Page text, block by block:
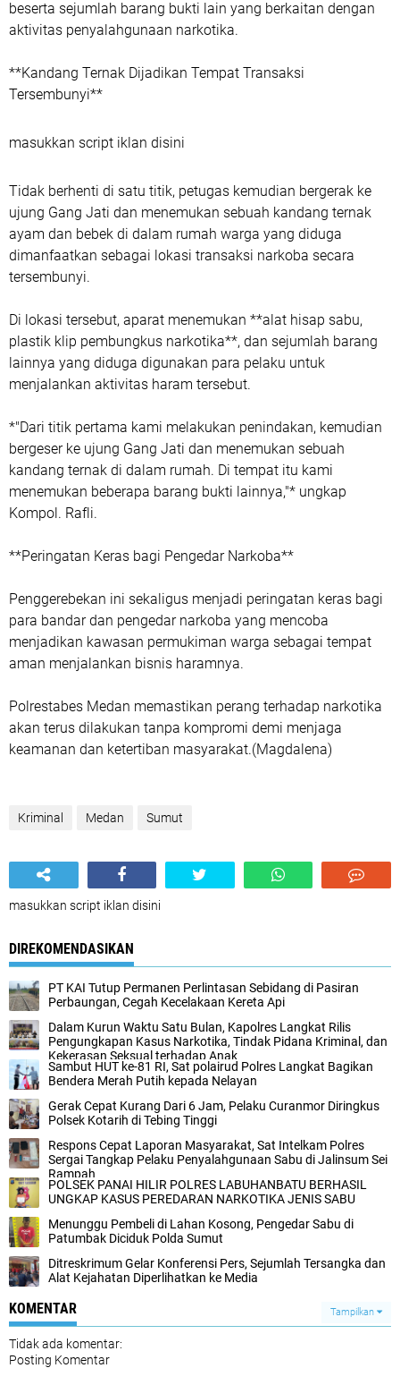
beserta sejumlah barang bukti lain yang berkaitan dengan
aktivitas penyalahgunaan narkotika.
**Kandang Ternak Dijadikan Tempat Transaksi
Tersembunyi**
masukkan script iklan disini
Tidak berhenti di satu titik, petugas kemudian bergerak ke
ujung Gang Jati dan menemukan sebuah kandang ternak
ayam dan bebek di dalam rumah warga yang diduga
dimanfaatkan sebagai lokasi transaksi narkoba secara
tersembunyi.
Di lokasi tersebut, aparat menemukan **alat hisap sabu,
plastik klip pembungkus narkotika**, dan sejumlah barang
lainnya yang diduga digunakan para pelaku untuk
menjalankan aktivitas haram tersebut.
*"Dari titik pertama kami melakukan penindakan, kemudian
bergeser ke ujung Gang Jati dan menemukan sebuah
kandang ternak di dalam rumah. Di tempat itu kami
menemukan beberapa barang bukti lainnya,"* ungkap
Kompol. Rafli.
**Peringatan Keras bagi Pengedar Narkoba**
Penggerebekan ini sekaligus menjadi peringatan keras bagi
para bandar dan pengedar narkoba yang mencoba
menjadikan kawasan permukiman warga sebagai tempat
aman menjalankan bisnis haramnya.
Polrestabes Medan memastikan perang terhadap narkotika
akan terus dilakukan tanpa kompromi demi menjaga
keamanan dan ketertiban masyarakat.(Magdalena)
Kriminal Medan Sumut
masukkan script iklan disini
DIREKOMENDASIKAN
PT KAI Tutup Permanen Perlintasan Sebidang di Pasiran
Perbaungan, Cegah Kecelakaan Kereta Api
Dalam Kurun Waktu Satu Bulan, Kapolres Langkat Rilis
Pengungkapan Kasus Narkotika, Tindak Pidana Kriminal, dan
Kekerasan Seksual terhadap Anak
Sambut HUT ke-81 RI, Sat polairud Polres Langkat Bagikan
Bendera Merah Putih kepada Nelayan
Gerak Cepat Kurang Dari 6 Jam, Pelaku Curanmor Diringkus
Polsek Kotarih di Tebing Tinggi
Respons Cepat Laporan Masyarakat, Sat Intelkam Polres
Sergai Tangkap Pelaku Penyalahgunaan Sabu di Jalinsum Sei
Rampah
POLSEK PANAI HILIR POLRES LABUHANBATU BERHASIL
UNGKAP KASUS PEREDARAN NARKOTIKA JENIS SABU
Menunggu Pembeli di Lahan Kosong, Pengedar Sabu di
Patumbak Diciduk Polda Sumut
‎Ditreskrimum Gelar Konferensi Pers, Sejumlah Tersangka dan
Alat Kejahatan Diperlihatkan ke Media
KOMENTAR Tampilkan
Tidak ada komentar:
Posting Komentar